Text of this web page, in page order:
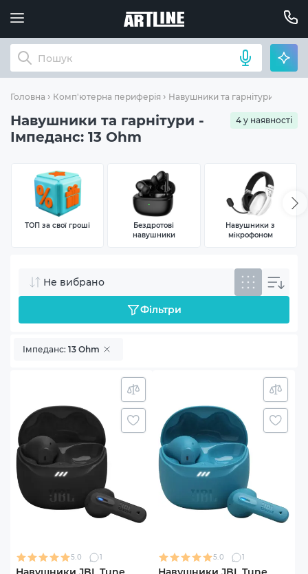
Головна Комп'ютерна периферія Навушники та гарнітури
Навушники та гарнітури -
Імпеданс: 13 Ohm
4 у наявності
ТОП за свої гроші
Бездротові
навушники
Навушники з
мікрофоном
Не вибрано
Фільтри
Імпеданс: 13 Ohm
5.0 1 5.0 1